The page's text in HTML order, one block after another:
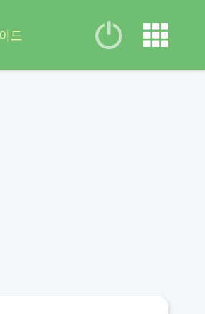
드